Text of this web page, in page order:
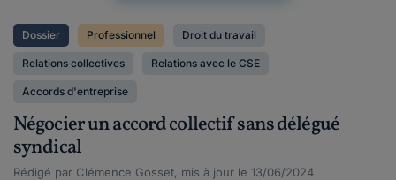
Dossier Professionnel Droit du travail
Relations collectives Relations avec le CSE
Accords d'entreprise
Négocier un accord collectif sans délégué
syndical
Rédigé par Clémence Gosset, mis à jour le 13/06/2024